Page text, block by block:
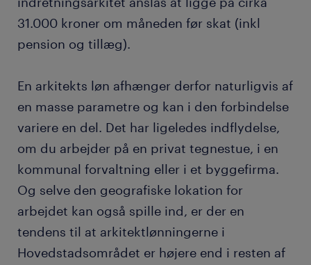
31.000 kroner om måneden før skat (inkl
pension og tillæg).
En arkitekts løn afhænger derfor naturligvis af
en masse parametre og kan i den forbindelse
variere en del. Det har ligeledes indflydelse,
om du arbejder på en privat tegnestue, i en
kommunal forvaltning eller i et byggefirma.
Og selve den geografiske lokation for
arbejdet kan også spille ind, er der en
tendens til at arkitektlønningerne i
Hovedstadsområdet er højere end i resten af